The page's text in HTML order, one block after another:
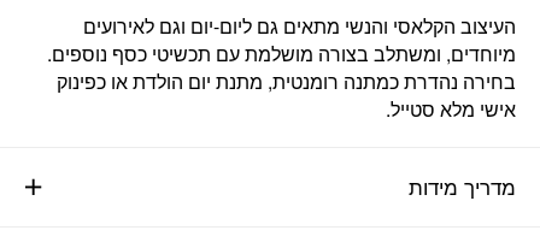
העיצוב הקלאסי והנשי מתאים גם ליום-יום וגם לאירועים
מיוחדים, ומשתלב בצורה מושלמת עם תכשיטי כסף נוספים.
בחירה נהדרת כמתנה רומנטית, מתנת יום הולדת או כפינוק
אישי מלא סטייל.
מדריך מידות